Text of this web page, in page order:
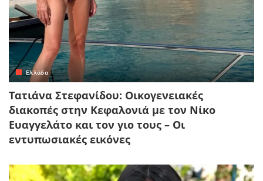
Ελλάδα
Τατιάνα Στεφανίδου: Οικογενειακές
διακοπές στην Κεφαλονιά με τον Νίκο
Ευαγγελάτο και τον γιο τους – Οι
εντυπωσιακές εικόνες